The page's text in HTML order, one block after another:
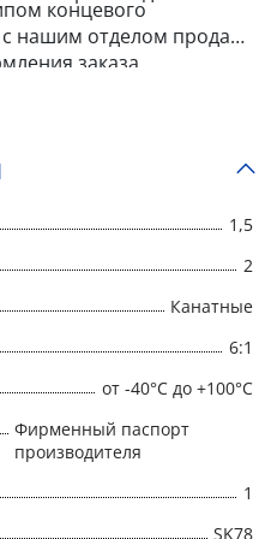
концевого
с нашим отделом продаж
заказа.
1,5
2
Канатные
6:1
от -40°C до +100°C
Фирменный паспорт
производителя
1
SK78